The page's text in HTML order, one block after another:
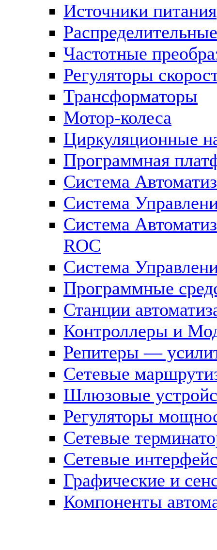
Источники питания
Частотные
Регуляторы
Трансформаторы
Мотор-колеса
Циркуляционные
Программная
Система
Система
Система
ROC
Система
Программные
Станции
Контроллеры и
Репитеры —
Сетевые
Шлюзовые
Регуляторы
Сетевые
Сетевые
Графические и
Компоненты